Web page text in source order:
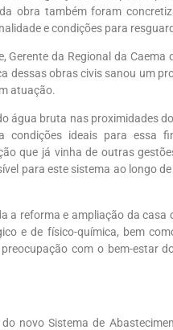
obra também foram
e condições para
Gerente da Regional da
dessas obras civis sanou um
atuação.
água bruta nas proximidades
condições ideais para essa
que já vinha de outras
para este sistema ao longo
a reforma e ampliação da
e de físico-química, bem
com o bem-estar
novo Sistema de